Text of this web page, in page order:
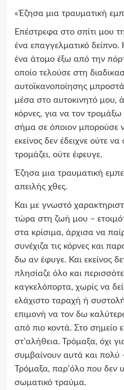
«Έζησα μια τραυματική
Επέστρεφα στο σπίτι μου
ένα επαγγελματικό δείπνο.
ένα άτομο έξω από την
οποίο τελούσε στη
αυτοϊκανοποίησης
μέσα στο αυτοκινητό μου,
κόρνες, για να τον
σήμα σε όποιον μπορούσε
εκείνος δεν έδειχνε ούτε να
τρομάζει, ούτε έφευγε.
Έζησα μια τραυματική
απειλής χθες.
Και με γνωστό
τώρα στη ζωή μου –
στα κρίσιμα, άρχισα να
συνέχιζα τις κόρνες και
δω αν έφυγε. Και εκείνος
πλησίαζε όλο και
καγκελόπορτα, χωρίς να
ελάχιστο ταραχή ή
επιμονή να τον δω
από πιο κοντά. Στο σημείο
στ’αλήθεια. Τρόμαξα, όχι
συμβαίνουν αυτά και πολύ
Τρόμαξα, παρ’όλο που δεν
σωματικό τραύμα.